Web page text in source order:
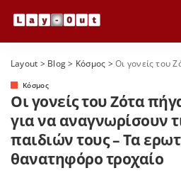
Layout > Blog> Κόσμος >Οι γονείς του Ζότα πήγαν στην Ισπανία για
Κόσμος
Οι γονείς του Ζότα
για να αναγνωρίσουν
παιδιών τους – Τα
θανατηφόρο τροχαίο